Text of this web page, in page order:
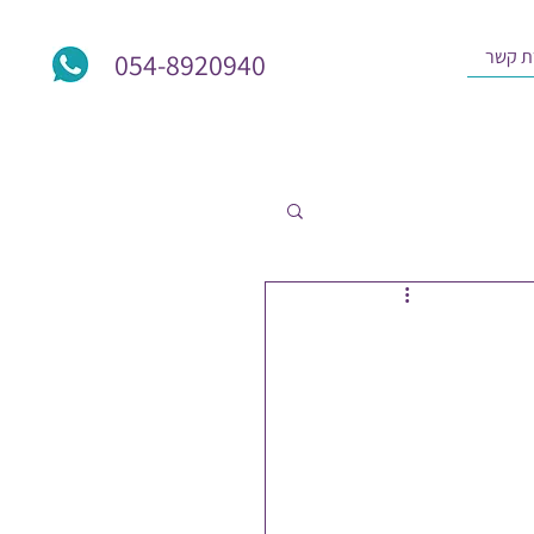
054-8920940 קשר